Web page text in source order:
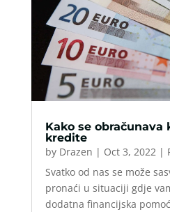
Kako se obračunava
kredite
by Drazen | Oct 3, 2022|
Svatko od nas se može
pronaći u situaciji gdje
dodatna financijska